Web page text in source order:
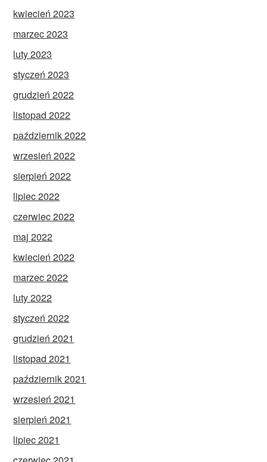
kwiecień 2023
marzec 2023
luty 2023
styczeń 2023
grudzień 2022
listopad 2022
październik 2022
wrzesień 2022
sierpień 2022
lipiec 2022
czerwiec 2022
maj 2022
kwiecień 2022
marzec 2022
luty 2022
styczeń 2022
grudzień 2021
listopad 2021
październik 2021
wrzesień 2021
sierpień 2021
lipiec 2021